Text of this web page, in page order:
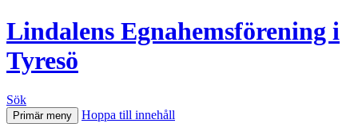
Lindalens Egnahemsförening i
Tyresö
Sök
Primär meny Hoppa till innehåll